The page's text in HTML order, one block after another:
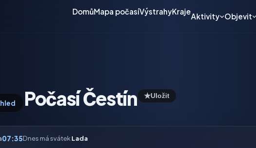
DomůMapa počasíVýstrahyKraje
Aktivity Objevit
Počasí Čestín ★Uložit
07:35Dnes má svátekLada